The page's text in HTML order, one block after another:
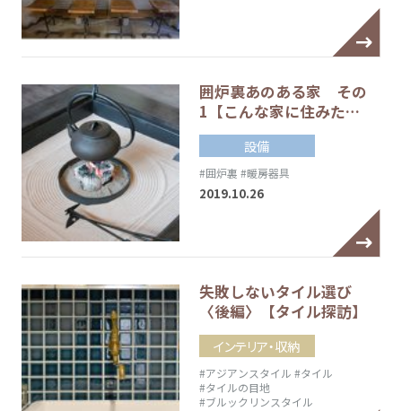
囲炉裏あのある家 その
1【こんな家に住みた…
設備
#囲炉裏 #暖房器具
2019.10.26
失敗しないタイル選び
〈後編〉【タイル探訪】
インテリア・収納
#アジアンスタイル #タイル
#タイルの目地
#ブルックリンスタイル